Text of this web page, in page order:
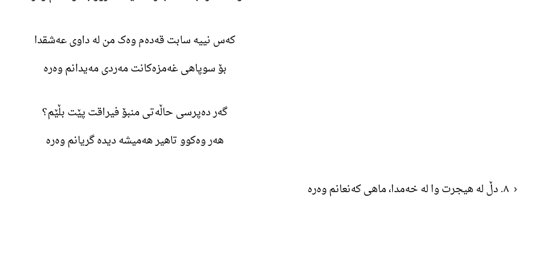
کەس نییە سابت قەدەم وەک من لە داوی عەشقدا
بۆ سوپاهی غەمزەکانت مەردی مەیدانم وەرە
گەر دەپرسی حاڵەتی منبۆ فیراقت پێت بڵێم؟
هەر وەکوو تاهیر هەمیشە دیدە گریانم وەرە
‹ ٨. دڵ لە هیجرت وا لە خەمدا، ماهی کەنعانم وەرە